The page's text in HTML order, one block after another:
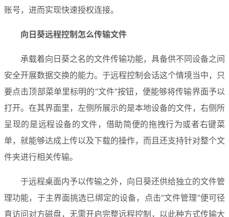
账号，进而实现快速授权连接。
向日葵远程控制怎么传输文件
承载着向日葵之名的文件传输功能，具备供不同设备之间
安全开展数据交换的能力。于远程控制会话这个情境当中，只
要点击顶部菜单里标明的“文件”按钮，便能够将传输界面予以
打开。在其界面里，左侧所展示的是本地设备的文件，右侧所
呈现的是远程设备的文件，借助简便的拖拽行为或者右键菜
单，就能够达成上传以及下载的操作，而且还支持针对整个文
件夹进行相关传输。
于远程桌面内予以传输之外，向日葵还供给独立的文件管
理功能，于主界面挑选已绑定的设备，点击“文件管理”便可径
直访问对方磁盘，无需开启完整远程控制，以此种方式传输大